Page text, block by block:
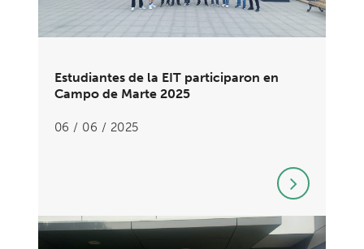
Estudiantes de la EIT participaron en
Campo de Marte 2025
06 / 06 / 2025